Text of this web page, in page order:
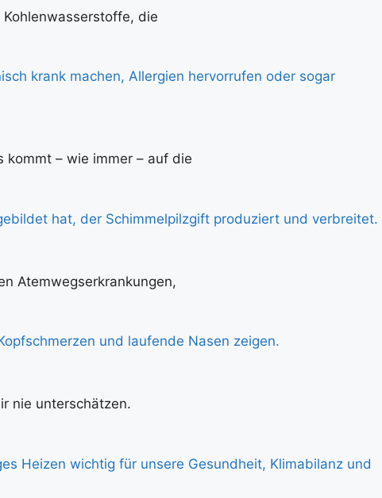
die
kommt – wie immer – auf die
Atemwegserkrankungen,
nie unterschätzen.